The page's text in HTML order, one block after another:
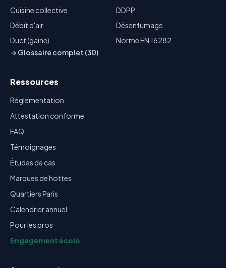
Cuisine collective
DDPP
Débit d'air
Désenfumage
Duct (gaine)
Norme EN 16282
→ Glossaire complet (30)
Ressources
Réglementation
Attestation conforme
FAQ
Témoignages
Études de cas
Marques de hottes
Quartiers Paris
Calendrier annuel
Pour les pros
Engagement écolo